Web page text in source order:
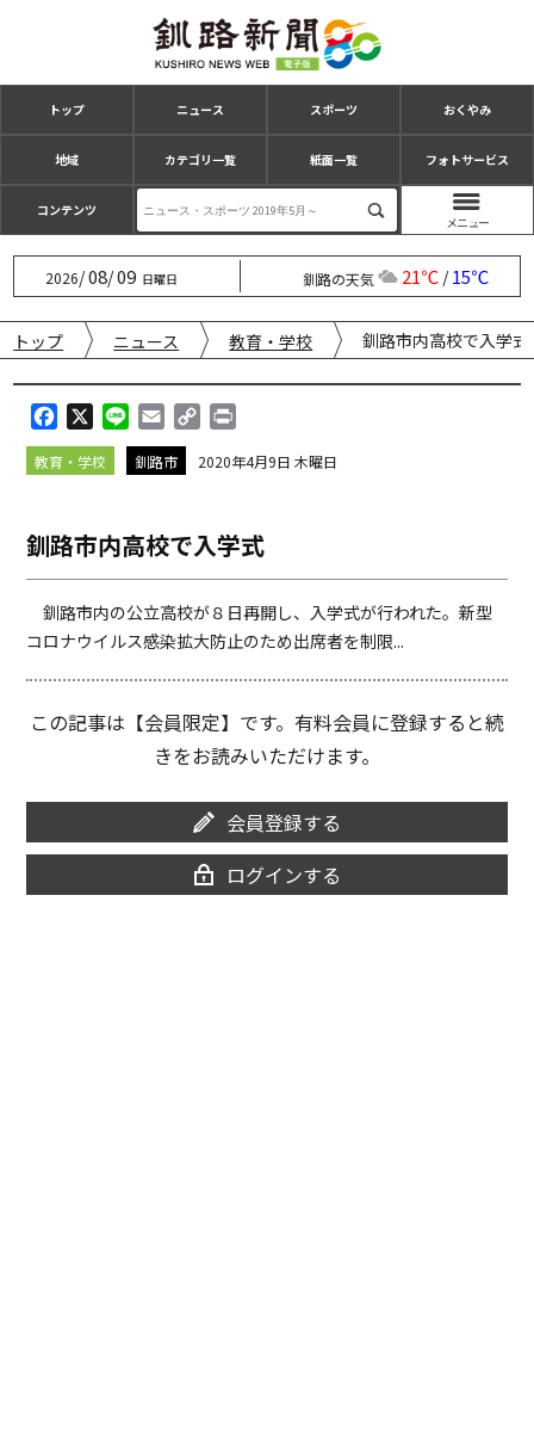
トップ ニュース スポーツ おくやみ
地域 カテゴリ一覧 紙面一覧 フォトサービス
コンテンツ
2026/08/09 日曜日 釧路の天気 21℃/15℃
トップ ニュース 教育・学校 釧路市内高校で入学式
a
c
o
o
k
i
n
m
a
p
i
n
k
i
教育・学校 釧路市 2020年4月9日 木曜日
釧路市内高校で入学式
釧路市内の公立高校が８日再開し、入学式が行われた。新型
コロナウイルス感染拡大防止のため出席者を制限...
この記事は【会員限定】です。有料会員に登録すると続
きをお読みいただけます。
会員登録する
ログインする